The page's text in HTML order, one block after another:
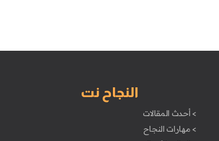
النجاح نت
> أحدث المقالات
> مهارات النجاح